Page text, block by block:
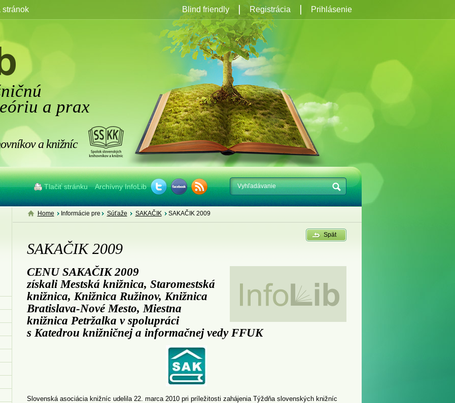
a prax
a knižníc
Tlačiť stránku Archívny InfoLib
stránok Registrácia Prihlásenie
Blind friendly
Home Informácie pre Súťaže SAKAČIK SAKAČIK 2009
Spät
SAKAČIK 2009
CENU SAKAČIK 2009
získali Mestská knižnica, Staromestská
knižnica, Knižnica Ružinov, Knižnica
Bratislava-Nové Mesto, Miestna
knižnica Petržalka v spolupráci
s Katedrou knižničnej a informačnej vedy FFUK
Slovenská asociácia knižníc udelila 22. marca 2010 pri príležitosti zahájenia Týždňa slovenských knižníc